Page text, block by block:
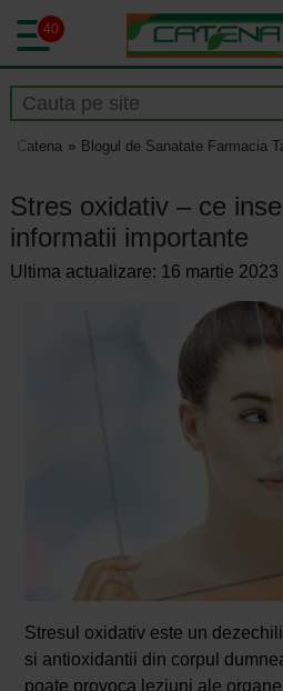
40
Catena Blogul de Sanatate Farmacia
Stres oxidativ – ce
informatii importante
Ultima actualizare: 16 martie 2023
Stresul oxidativ este un
si antioxidantii din corpul
poate provoca leziuni ale